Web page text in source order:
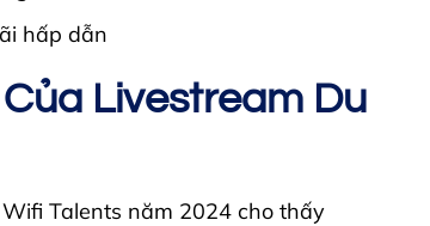
hấp dẫn
Livestream Du
Talents năm 2024 cho thấy